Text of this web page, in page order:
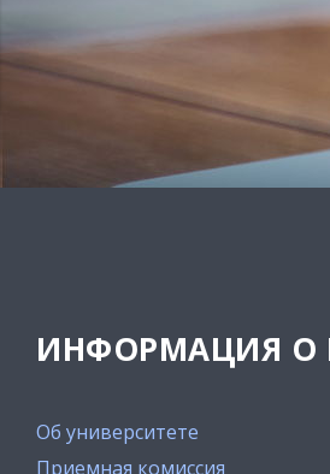
ИНФОРМАЦИЯ О
Об университете
Приемная комиссия